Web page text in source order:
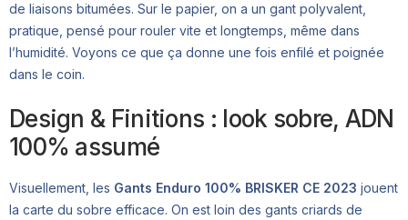
de liaisons bitumées. Sur le papier, on a un gant polyvalent,
pratique, pensé pour rouler vite et longtemps, même dans
l’humidité. Voyons ce que ça donne une fois enfilé et poignée
dans le coin.
Design & Finitions : look sobre, ADN
100% assumé
Visuellement, les Gants Enduro 100% BRISKER CE 2023 jouent
la carte du sobre efficace. On est loin des gants criards de